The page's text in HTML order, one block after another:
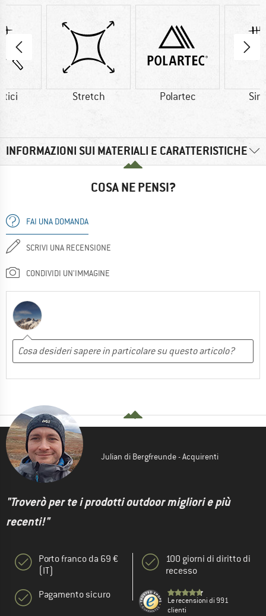
Stretch Polartec
INFORMAZIONI SUI MATERIALI E CARATTERISTICHE
COSA NE PENSI?
FAI UNA DOMANDA
SCRIVI UNA RECENSIONE
CONDIVIDI UN'IMMAGINE
Julian di Bergfreunde - Acquirenti
"Troverò per te i prodotti outdoor migliori e più
recenti!"
Porto franco da 69 €
(IT)
Pagamento sicuro
100 giorni di diritto di
recesso
Le recensioni di 991
clienti